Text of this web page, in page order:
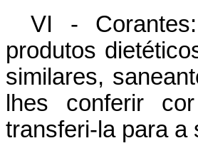
VI -
produtos
similares,
lhes conferir
transferi-la para a